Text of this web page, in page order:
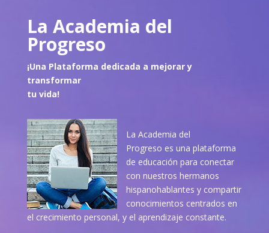
La Academia del
Progreso
¡Una Plataforma dedicada a mejorar y
transformar
tu vida!
La Academia del
Progreso es una plataforma
de educación para conectar
con nuestros hermanos
hispanohablantes y compartir
conocimientos centrados en
el crecimiento personal, y el aprendizaje constante.